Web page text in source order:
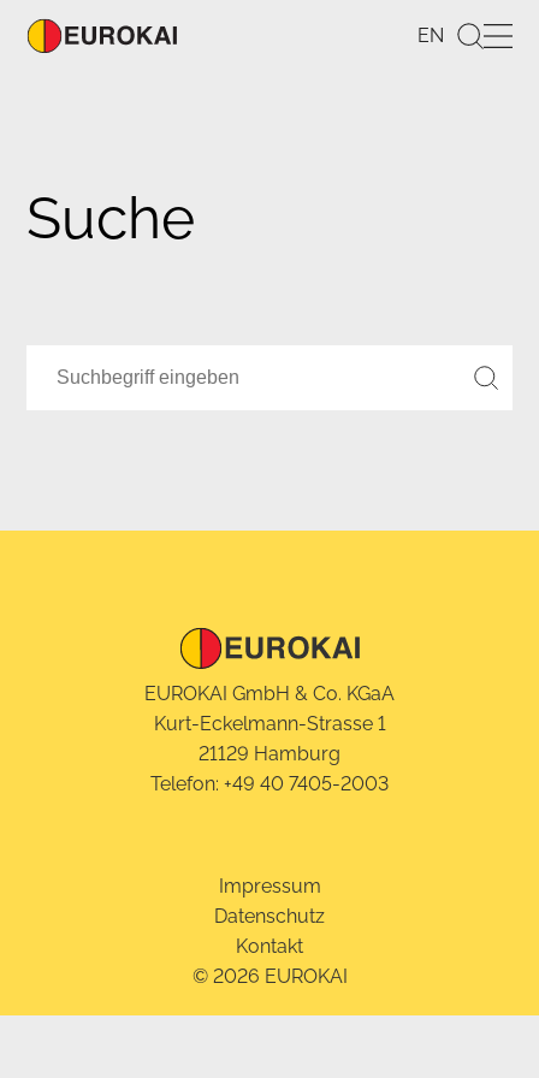
EN
Suche
EUROKAI GmbH & Co. KGaA
Kurt-Eckelmann-Strasse 1
21129 Hamburg
Telefon: +49 40 7405-2003
© 2026 EUROKAI
Impressum
Datenschutz
Kontakt